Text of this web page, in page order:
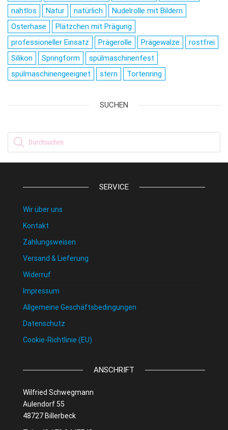
nahtlos
Natur natürlich
Nudelrolle mit Bildern
Osterhase
Plätzchen mit Prägung
professioneller Einsatz
Prägerolle Prägewalze
rostfrei
Silikon
Springform
spülmaschinenfest
spülmaschinengeeignet
stern Tortenring
SUCHEN
Products search
SERVICE
Wir über uns
Kontakt
Zahlungsweisen
Versand & Lieferung
Widerruf
Impressum
Allgemeine Geschäftsbedingungen
Datenschutz
Cookie-Richtlinie (EU)
ANSCHRIFT
Wilfried Schwegmann
Aulendorf 55
48727 Billerbeck